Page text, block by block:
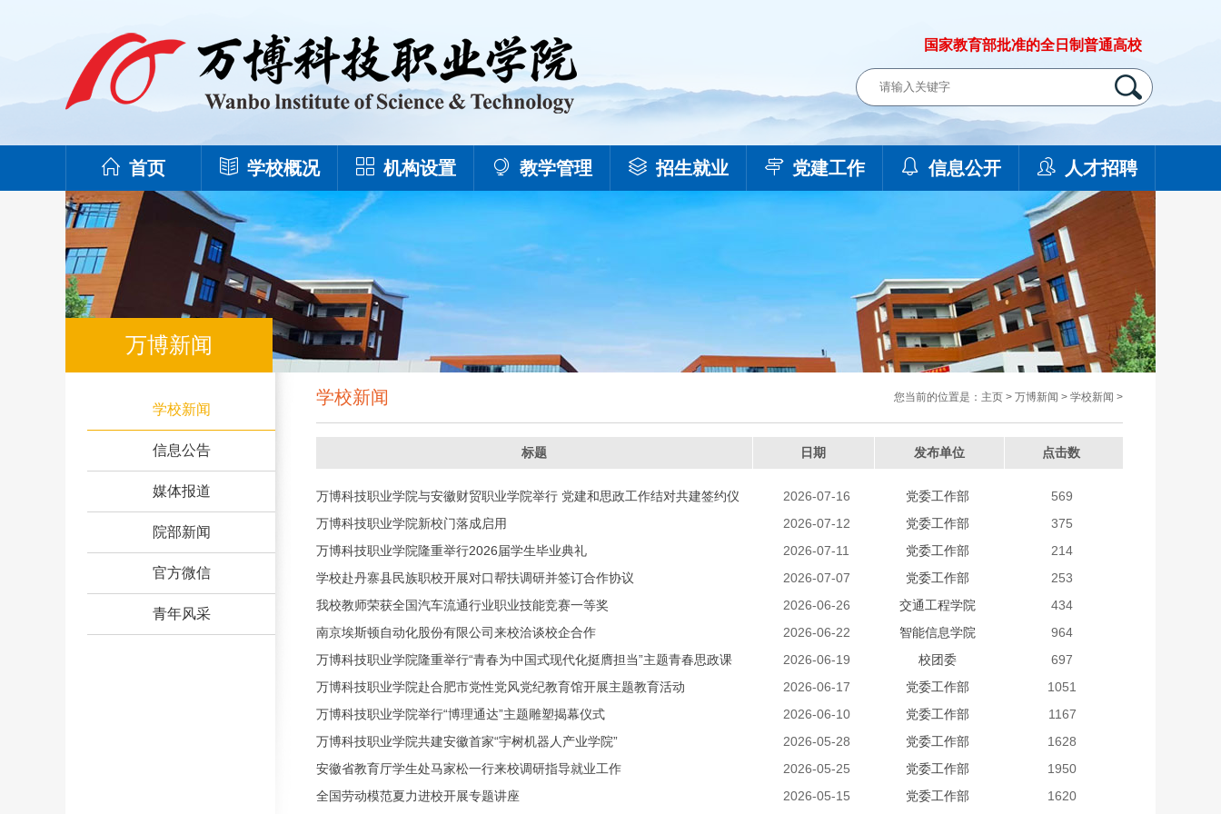
国家教育部批准的全日制普通高校
首页 学校概况 机构设置 教学管理 招生就业 党建工作 信息公开 人才招聘
万博新闻
学校新闻
信息公告
媒体报道
院部新闻
官方微信
青年风采
您当前的位置是： 主页 > 万博新闻 > 学校新闻 >
学校新闻
标题 日期 发布单位 点击数
569
党委工作部
2026-07-16
万博科技职业学院与安徽财贸职业学院举行 党建和思政工作结对共建签约仪
式 375
党委工作部
2026-07-12
万博科技职业学院新校门落成启用
214
党委工作部
2026-07-11
万博科技职业学院隆重举行2026届学生毕业典礼
253
党委工作部
2026-07-07
学校赴丹寨县民族职校开展对口帮扶调研并签订合作协议
434
交通工程学院
2026-06-26
我校教师荣获全国汽车流通行业职业技能竞赛一等奖
964
智能信息学院
2026-06-22
南京埃斯顿自动化股份有限公司来校洽谈校企合作
697
校团委
2026-06-19
万博科技职业学院隆重举行“青春为中国式现代化挺膺担当”主题青春思政课
暨新团员入团仪式 1051
党委工作部
2026-06-17
万博科技职业学院赴合肥市党性党风党纪教育馆开展主题教育活动
1167
党委工作部
2026-06-10
万博科技职业学院举行“博理通达”主题雕塑揭幕仪式
1628
党委工作部
2026-05-28
万博科技职业学院共建安徽首家“宇树机器人产业学院”
1950
党委工作部
2026-05-25
安徽省教育厅学生处马家松一行来校调研指导就业工作
1620
党委工作部
2026-05-15
全国劳动模范夏力进校开展专题讲座